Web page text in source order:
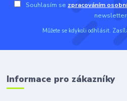
Souhlasím se zpracováním
Můžete se kdykoli odhlásit.
Informace pro zákazníky